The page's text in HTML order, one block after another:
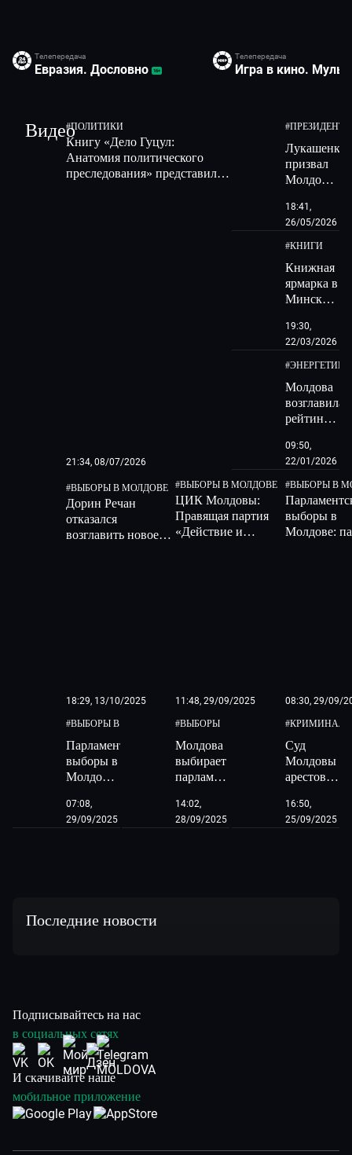
05:50Мультфильм
06:50Кино
Максимка
Телепередача
Евразия. Дословно 16+
Телепередача
Игра в кино.
Видео
#ПОЛИТИКИ
Книгу «Дело Гуцул:
Анатомия политического
преследования» представили
21:34, 08/07/2026
#ПРЕЗИДЕНТ
Лукашенко
призвал
Молдову
резать
пуповину»
и не
прежних
партнеров
18:41,
26/05/2026
#КНИГИ
Книжная
ярмарка в
Минске:
Армении
и
Молдовы
гостей
программой
19:30,
22/03/2026
#ЭНЕРГЕТИКА
Молдова
возглавила
рейтинг
дорогих
стран
Европы
по
09:50,
22/01/2026
#ВЫБОРЫ В МОЛДОВЕ
Дорин Речан
отказался
возглавить новое
18:29, 13/10/2025
#ВЫБОРЫ В МОЛДОВЕ
ЦИК Молдовы:
Правящая партия
«Действие и
11:48, 29/09/2025
#ВЫБОРЫ В
выборы в
Молдове:
08:30, 29/09/
#ВЫБОРЫ В МОЛДОВЕ
Парламентские
выборы в
Молдове:
опередила
правящую
07:08,
29/09/2025
#ВЫБОРЫ
Молдова
выбирает
парламент.
проходит
голосование
14:02,
28/09/2025
#КРИМИНАЛ
Суд
Молдовы
арестовал
Плахотнюка
на 30
16:50,
25/09/2025
Последние новости
Подписывайтесь на нас
в социальных сетях
И скачивайте наше
мобильное приложение